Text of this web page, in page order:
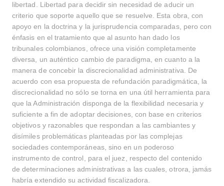
libertad. Libertad para decidir sin necesidad de aducir un
criterio que soporte aquello que se resuelve. Esta obra, con
apoyo en la doctrina y la jurisprudencia comparadas, pero con
énfasis en el tratamiento que al asunto han dado los
tribunales colombianos, ofrece una visión completamente
diversa, un auténtico cambio de paradigma, en cuanto a la
manera de concebir la discrecionalidad administrativa. De
acuerdo con esa propuesta de refundación paradigmática, la
discrecionalidad no sólo se torna en una útil herramienta para
que la Administración disponga de la flexibilidad necesaria y
suficiente a fin de adoptar decisiones, con base en criterios
objetivos y razonables que respondan a las cambiantes y
disímiles problemáticas planteadas por las complejas
sociedades contemporáneas, sino en un poderoso
instrumento de control, para el juez, respecto del contenido
de determinaciones administrativas a las cuales, otrora, jamás
habría extendido su actividad fiscalizadora.